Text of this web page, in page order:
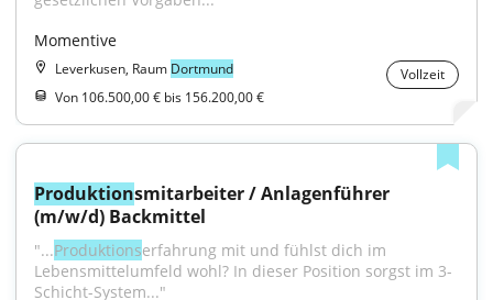
Momentive
Leverkusen, Raum Dortmund
Vollzeit
Von 106.500,00 € bis 156.200,00 €
Produktionsmitarbeiter / Anlagenführer
(m/w/d) Backmittel
"...Produktions­erfahrung mit und fühlst dich im
Lebensmittelumfeld wohl? In dieser Position sorgst im 3-
Schicht-System..."